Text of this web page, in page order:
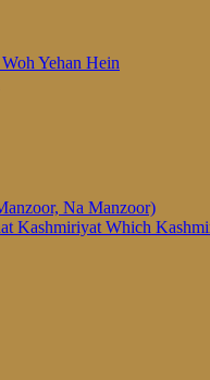
Woh Yehan Hein
Na Manzoor)
Kashmiriyat Which